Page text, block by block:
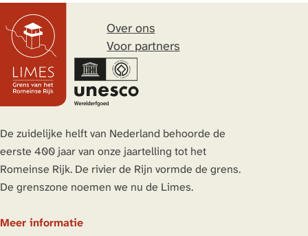
Over ons
Voor partners
De zuidelijke helft van Nederland behoorde de
eerste 400 jaar van onze jaartelling tot het
Romeinse Rijk. De rivier de Rijn vormde de grens.
De grenszone noemen we nu de Limes.
Meer informatie